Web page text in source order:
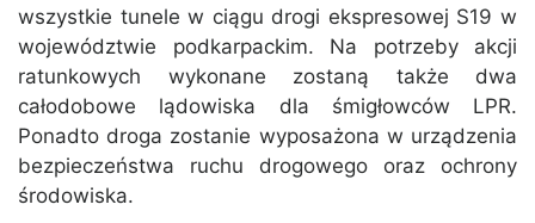
wszystkie tunele w ciągu drogi ekspresowej S19 w
województwie podkarpackim. Na potrzeby akcji
ratunkowych wykonane zostaną także dwa
całodobowe lądowiska dla śmigłowców LPR.
Ponadto droga zostanie wyposażona w urządzenia
bezpieczeństwa ruchu drogowego oraz ochrony
środowiska.